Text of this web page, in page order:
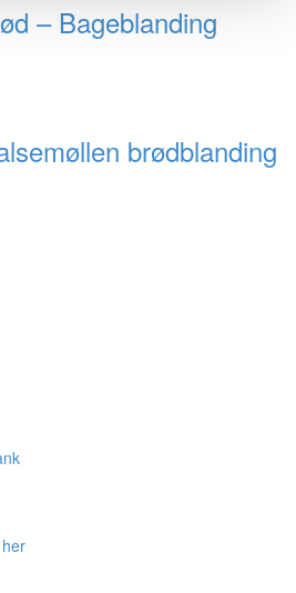
– Bageblanding
brødblanding